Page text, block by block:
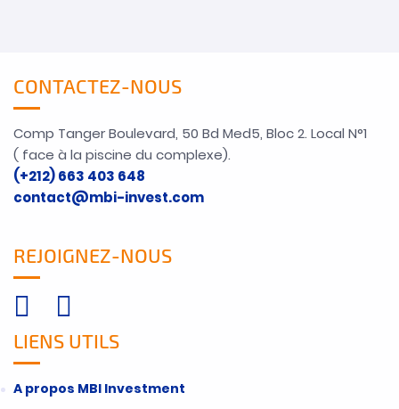
CONTACTEZ-NOUS
Comp Tanger Boulevard, 50 Bd Med5, Bloc 2. Local N°1
( face à la piscine du complexe).
(+212) 663 403 648
contact@mbi-invest.com
REJOIGNEZ-NOUS
LIENS UTILS
A propos MBI Investment